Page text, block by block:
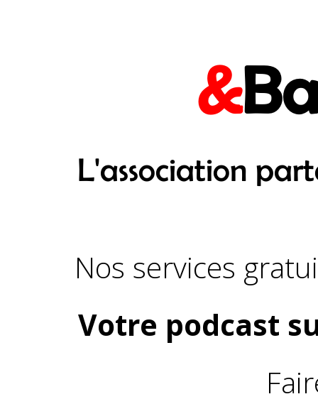
&
L'association
Nos services
Votre podcast